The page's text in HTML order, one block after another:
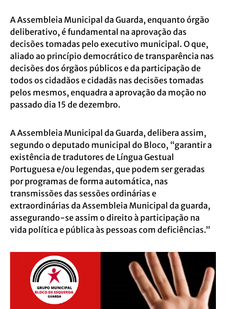
A Assembleia Municipal da Guarda, enquanto órgão
deliberativo, é fundamental na aprovação das
decisões tomadas pelo executivo municipal. O que,
aliado ao princípio democrático de transparência nas
decisões dos órgãos públicos e da participação de
todos os cidadãos e cidadãs nas decisões tomadas
pelos mesmos, enquadra a aprovação da moção no
passado dia 15 de dezembro.
A Assembleia Municipal da Guarda, delibera assim,
segundo o deputado municipal do Bloco, “garantir a
existência de tradutores de Língua Gestual
Portuguesa e/ou legendas, que podem ser geradas
por programas de forma automática, nas
transmissões das sessões ordinárias e
extraordinárias da Assembleia Municipal da guarda,
assegurando-se assim o direito à participação na
vida política e pública às pessoas com deficiências.”